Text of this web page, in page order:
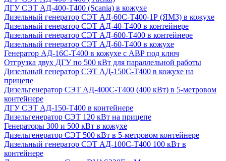
ДГУ СЭТ АД-400-Т400 (Scania) в кожухе
Дизельный генератор СЭТ АД-60С-Т400-1Р (ЯМЗ) в кожухе
Дизельный генератор СЭТ АД-40-Т400 в контейнере
Дизельный генератор СЭТ АД-600-Т400 в контейнере
Дизельный генератор СЭТ АД-60-Т400 в кожухе
Генератор АД-16С-Т400 в кожухе с АВР под ключ
Отгрузка двух ДГУ по 500 кВт для параллельной работы
Дизельный генератор СЭТ АД-150С-Т400 в кожухе на
прицепе
Дизельгенератор СЭТ АД-400С-Т400 (400 кВт) в 5-метровом
контейнере
ДГУ СЭТ АД-150-Т400 в контейнере
Дизельгенератор СЭТ 120 кВт на прицепе
Генераторы 300 и 500 кВт в кожухе
Дизельгенератор СЭТ 500 кВт в 5-метровом контейнере
Дизельный генератор СЭТ АД-100С-Т400 100 кВт в
контейнере